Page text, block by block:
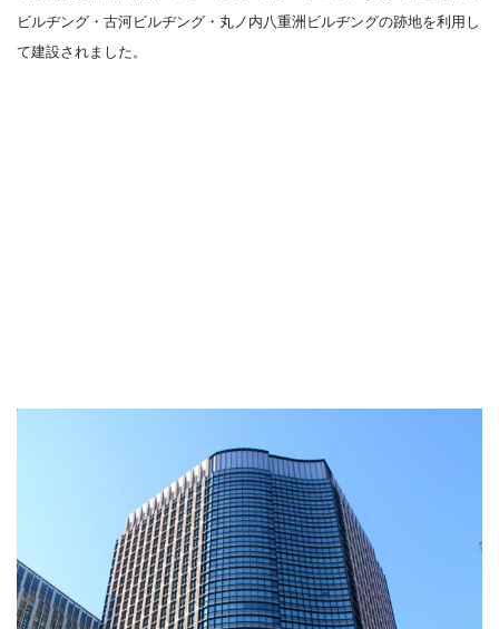
ビルヂング・古河ビルヂング・ 丸ノ内八重洲ビルヂングの跡地を利用し
て建設されました。